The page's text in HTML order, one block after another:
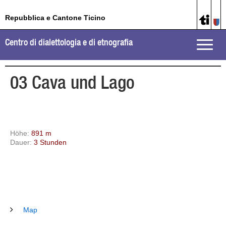
Repubblica e Cantone Ticino
Toggle
Centro di dialettologia e di etnografia
03 Cava und Lago
Höhe: 891 m
Dauer: 3 Stunden
Map